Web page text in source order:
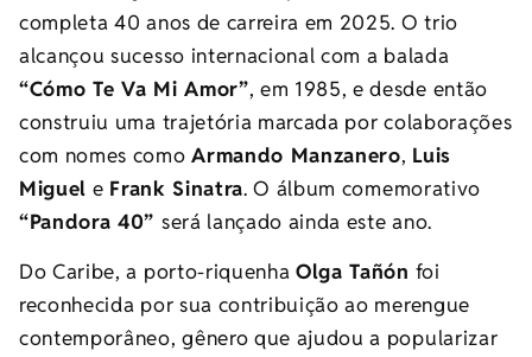
completa 40 anos de carreira em 2025. O trio
alcançou sucesso internacional com a balada
“Cómo Te Va Mi Amor”, em 1985, e desde então
construiu uma trajetória marcada por colaborações
com nomes comoArmando Manzanero, Luis
Miguel e Frank Sinatra. O álbum comemorativo
“Pandora 40” será lançado ainda este ano.
Do Caribe, a porto-riquenhaOlga Tañón foi
reconhecida por sua contribuição ao merengue
contemporâneo, gênero que ajudou a popularizar